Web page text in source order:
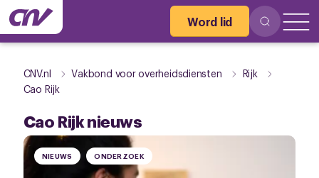
Word lid
CNV.nl Vakbond voor overheidsdiensten
Rijk
Cao Rijk
Cao Rijk nieuws
NIEUWS ONDERZOEK